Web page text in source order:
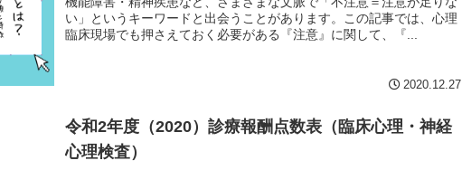
い」というキーワードと出会うことがあります。この記事では、心理
臨床現場でも押さえておく必要がある『注意』に関して、『...
2020.12.27
令和2年度（2020）診療報酬点数表（臨床心理・神経
心理検査）